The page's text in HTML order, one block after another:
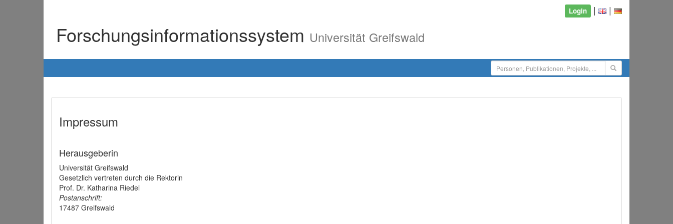
Login | |
Forschungsinformationssystem Universität Greifswald
Impressum
Herausgeberin
Universität Greifswald
Gesetzlich vertreten durch die Rektorin
Prof. Dr. Katharina Riedel
Postanschrift:
17487 Greifswald